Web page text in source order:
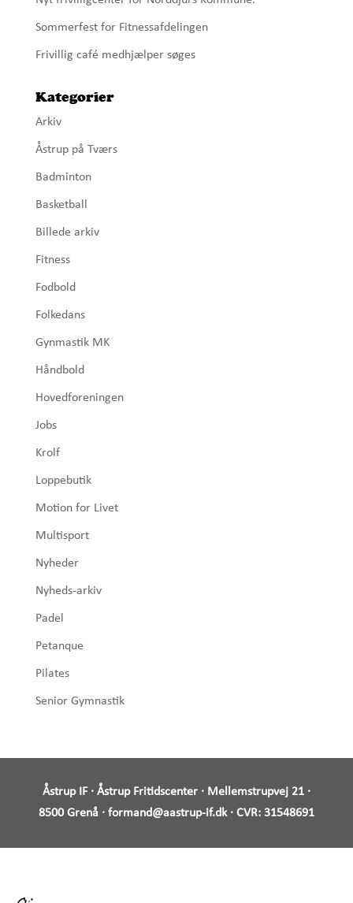
Sommerfest for Fitnessafdelingen
Frivillig café medhjælper søges
Kategorier
Arkiv
Åstrup på Tværs
Badminton
Basketball
Billede arkiv
Fitness
Fodbold
Folkedans
Gynmastik MK
Håndbold
Hovedforeningen
Jobs
Krolf
Loppebutik
Motion for Livet
Multisport
Nyheder
Nyheds-arkiv
Padel
Petanque
Pilates
Senior Gymnastik
Åstrup IF · Åstrup Fritidscenter · Mellemstrupvej 21 ·
8500 Grenå · formand@aastrup-if.dk· CVR: 31548691